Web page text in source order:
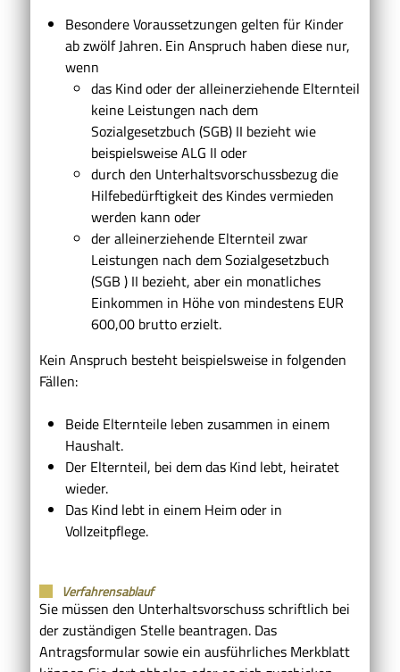
Besondere Voraussetzungen gelten für Kinder
ab zwölf Jahren. Ein Anspruch haben diese nur,
wenn
das Kind oder der alleinerziehende Elternteil
keine Leistungen nach dem
Sozialgesetzbuch (SGB) II bezieht wie
beispielsweise ALG II oder
durch den Unterhaltsvorschussbezug die
Hilfebedürftigkeit des Kindes vermieden
werden kann oder
der alleinerziehende Elternteil zwar
Leistungen nach dem Sozialgesetzbuch
(SGB ) II bezieht, aber ein monatliches
Einkommen in Höhe von mindestens EUR
600,00 brutto erzielt.
Kein Anspruch besteht beispielsweise in folgenden
Fällen:
Beide Elternteile leben zusammen in einem
Haushalt.
Der Elternteil, bei dem das Kind lebt, heiratet
wieder.
Das Kind lebt in einem Heim oder in
Vollzeitpflege.
Verfahrensablauf
Sie müssen den Unterhaltsvorschuss schriftlich bei
der zuständigen Stelle beantragen. Das
Antragsformular sowie ein ausführliches Merkblatt